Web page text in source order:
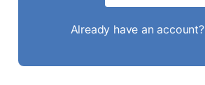
Already have an account?